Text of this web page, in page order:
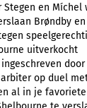
Stegen en Míchel
Brøndby
uitverkocht
door
arbiter op duel
al in je